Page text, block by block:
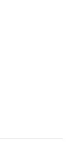
10szt HAPPY